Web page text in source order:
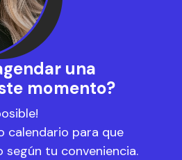
una
momento?
calendario para que
según tu conveniencia.